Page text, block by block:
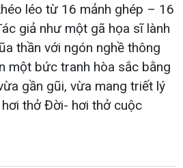
léo từ 16 mảnh ghép – 16
giả như một gã họa sĩ lành
thần với ngón nghề thông
một bức tranh hòa sắc bằng
gần gũi, vừa mang triết lý
thở Đời- hơi thở cuộc